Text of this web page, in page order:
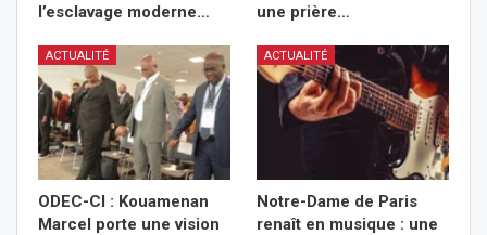
l’esclavage moderne…
une prière…
ACTUALITÉ
ODEC-CI : Kouamenan
Marcel porte une vision
ACTUALITÉ
Notre-Dame de Paris
renaît en musique : une